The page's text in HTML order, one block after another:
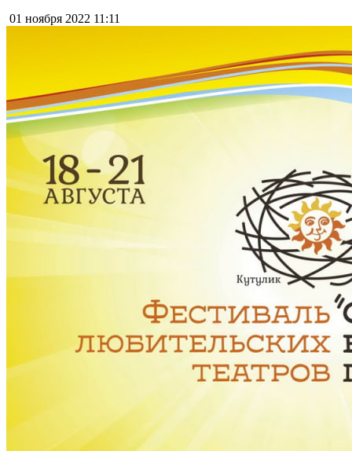
01 ноября 2022 11:11